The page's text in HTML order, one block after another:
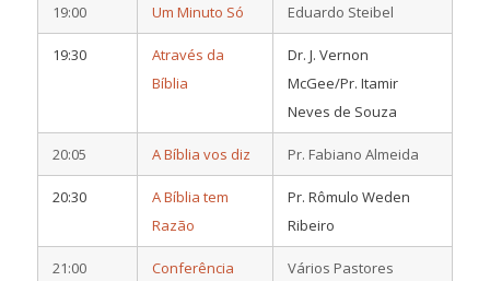
19:00 Um Minuto Só Eduardo Steibel
19:30
Através da
Bíblia
Dr. J. Vernon
McGee/Pr. Itamir
Neves de Souza
20:05 A Bíblia vos diz Pr. Fabiano Almeida
20:30
A Bíblia tem
Razão
Pr. Rômulo Weden
Ribeiro
21:00
Conferência
Vários Pastores